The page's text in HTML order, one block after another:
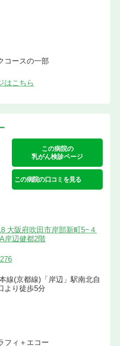
コースの一部
はこちら
この病院の
乳がん検診ページ
この病院の口コミを見る
大阪府吹田市岸部新町5−４
岸辺健都2階
線(京都線)「岸辺」駅南北自
より徒歩5分
フィ＋エコー